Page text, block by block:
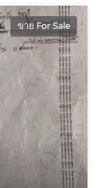
ขาย For Sale